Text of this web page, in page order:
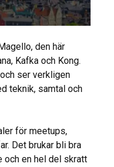
den här
Kafka och Kong.
ser verkligen
teknik, samtal och
för meetups,
Det brukar bli bra
och en hel del skratt